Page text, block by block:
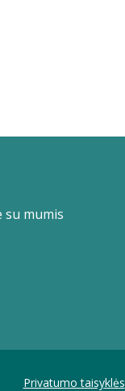
su mumis
Privatumo taisyklės